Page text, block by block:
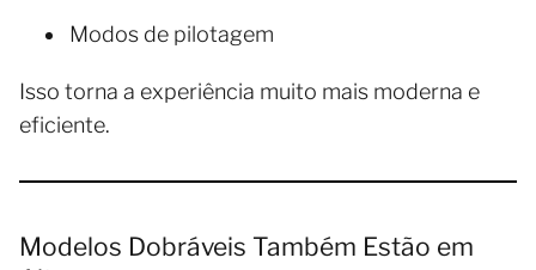
Modos de pilotagem
Isso torna a experiência muito mais moderna e
eficiente.
Modelos Dobráveis Também Estão em